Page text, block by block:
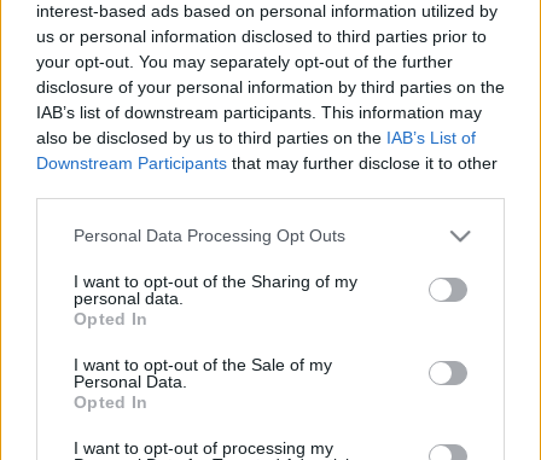
interest-based ads based on personal information utilized by
us or personal information disclosed to third parties prior to
your opt-out. You may separately opt-out of the further
disclosure of your personal information by third parties on the
IAB’s list of downstream participants. This information may
also be disclosed by us to third parties on the IAB’s List of
Downstream Participants that may further disclose it to other
Please note that this website/app uses one or more Google
not limited to your visit or usage behaviour. You may click to
grant or deny consent to Google and its third-party tags to
use your data for below specified purposes in below Google
consent section.
Personal Data Processing Opt Outs
I want to opt-out of the Sharing of my
personal data.
Opted In
I want to opt-out of the Sale of my
Personal Data.
Opted In
I want to opt-out of processing my
2021. szeptember. 13. 19:00
Az angolok számításai szerint a koronavírusban elhunytak 0,5
százaléka volt olyan, aki mindkét oltás felvétele után halt meg.
BRIT TUDÓSOK SZERINT SEHOGY SEM
ÁLLÍTHATÓ MEG AZ EMBEREK ÖREGEDÉSI
FOLYAMATA
örök élet titkát.
KORONAVÍRUS: GIBRALTÁRT LESZÁMÍTVA
MAGYARORSZÁGON HALTAK MEG A
LEGTÖBBEN A VÍRUS MIATT
2021. Április. 22. 14:13
A mai nappal lehagytuk Csehországot, csak a miniállam Gibraltár
előzi meg Magyarországot a lakosságarányos halálozási adatot